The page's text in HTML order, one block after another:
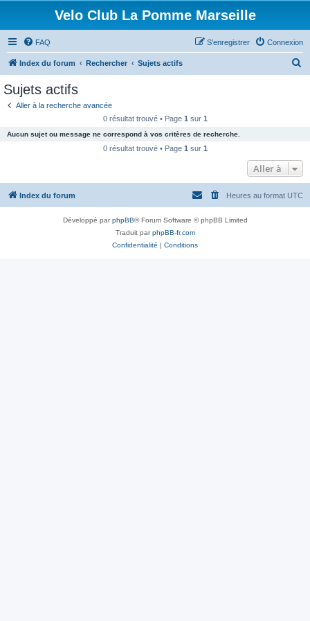
Velo Club La Pomme Marseille
FAQ Connexion
S’enregistrer
Index du forum Rechercher Sujets actifs
c
e
Sujets actifs
Aller à la recherche avancée
0 résultat trouvé • Page 1 sur 1
Aucun sujet ou message ne correspond à vos critères de recherche.
0 résultat trouvé • Page 1 sur 1
Aller à
Index du forum Heures au format UTC
Développé parphpBB® Forum Software © phpBB Limited
Traduit parphpBB-fr.com
Confidentialité | Conditions